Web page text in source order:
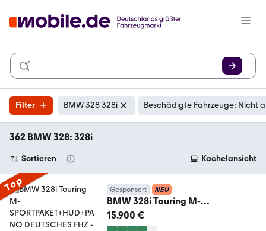
Filter BMW 328 328i Beschädigte Fahrzeuge: Nicht
362 BMW 328: 328i
Sortieren Kachelansicht
Top Gesponsert NEU
BMW 328i Touring M-
SPORTPAKET+HUD+PANO
DEUTSCHES FHZ
15.900 €